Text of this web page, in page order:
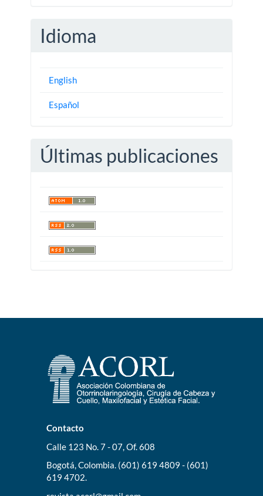
Idioma
English
Español
Últimas publicaciones
Contacto
Calle 123 No. 7 - 07, Of. 608
Bogotá, Colombia. (601) 619 4809 - (601)
619 4702.